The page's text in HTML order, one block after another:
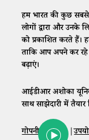
हम भारत की कुछ
लोगों द्वारा और उनके
को प्रकाशित करते हैं।
ताकि आप अपने कर
बढ़ाएं।
आईडीआर अशोका
साथ साझेदारी में तैयार
गोपनीयता नीति|